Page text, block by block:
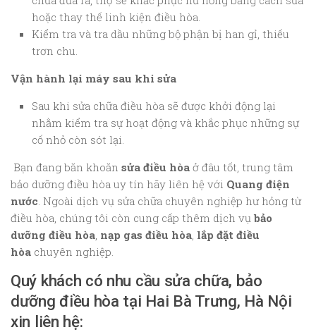
hoặc thay thế linh kiện điều hòa.
Kiểm tra và tra dầu những bộ phận bị han gỉ, thiếu
trơn chu.
Vận hành lại máy sau khi sửa
Sau khi sửa chữa điều hòa sẽ được khởi động lại
nhằm kiểm tra sự hoạt động và khắc phục những sự
cố nhỏ còn sót lại.
Bạn đang băn khoăn sửa điều hòa ở đâu tốt, trung tâm
bảo dưỡng điều hòa uy tín hãy liên hệ với Quang điện
nước. Ngoài dịch vụ sửa chữa chuyên nghiệp hư hỏng từ
điều hòa, chúng tôi còn cung cấp thêm dịch vụ bảo
dưỡng điều hòa, nạp gas điều hòa, lắp đặt điều
hòa chuyên nghiệp.
Quý khách có nhu cầu sửa chữa, bảo
dưỡng điều hòa tại Hai Bà Trưng, Hà Nội
xin liên hệ: